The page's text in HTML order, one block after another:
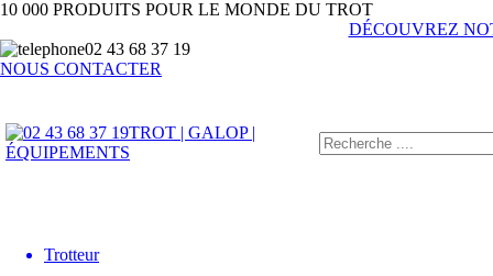
10 000 PRODUITS POUR LE MONDE DU TROT
DÉCOUVREZ
02 43 68 37 19
NOUS CONTACTER
TROT | GALOP |
ÉQUIPEMENTS
Trotteur